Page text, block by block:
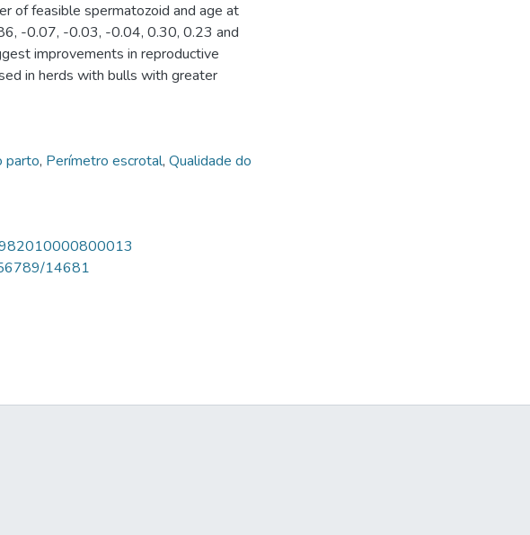
of feasible spermatozoid and age at
-0.07, -0.03, -0.04, 0.30, 0.23 and
improvements in reproductive
in herds with bulls with greater
parto, Perímetro escrotal, Qualidade do
14681